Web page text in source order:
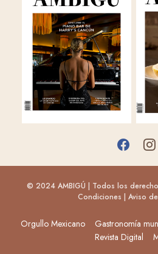
© 2024 AMBIGÚ | Todos los
Condiciones | Aviso
Orgullo Mexicano Gastronomía
Revista Digital